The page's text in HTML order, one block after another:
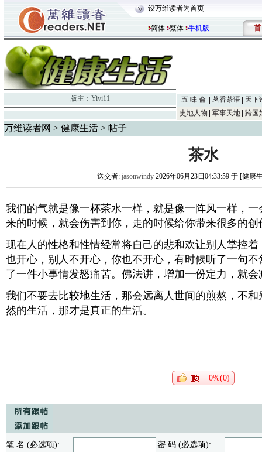
设万维读者为首页
简体 繁体 手机版 首
版主： Yiyi11 五 味 斋 茗香茶语
天下
史地人物
军事天地 跨国
万维读者网 > 健康生活 > 帖子
茶水
送交者: jasonwindy 2026年06月23日04:33:59 于 [健康
我们的气就是像一杯茶水一样，就是像一阵风一样，
来的时候，就会伤害到你，走的时候给你带来很多的
现在人的性格和性情经常将自己的悲和欢让别人掌控
也开心，别人不开心，你也不开心，有时候听了一句
了一件小事情发怒痛苦。佛法讲，增加一份定力，就会
我们不要去比较地生活，那会远离人世间的煎熬，不
然的生活，那才是真正的生活。
0%(0)
笔 名 (必选项):
密 码 (必选项):